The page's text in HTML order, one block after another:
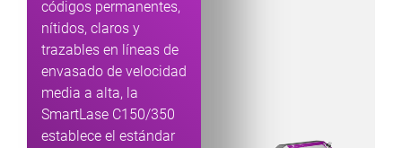
códigos permanentes,
nítidos, claros y
trazables en líneas de
envasado de velocidad
media a alta, la
SmartLase C150/350
establece el estándar